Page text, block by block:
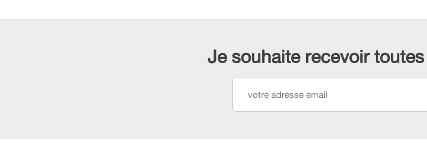
Je souhaite recevoir